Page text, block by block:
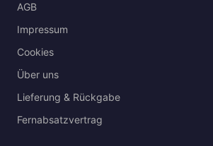
AGB
Impressum
Cookies
Über uns
Lieferung & Rückgabe
Fernabsatzvertrag